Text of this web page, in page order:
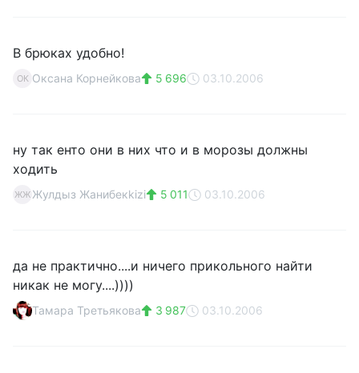
В брюках удобно!
ОК Оксана Корнейкова 5 696 03.10.2006
ну так енто они в них что и в морозы должны
ходить
ЖЖ Жулдыз Жанибекkizi 5 011 03.10.2006
да не практично....и ничего прикольного найти
никак не могу....))))
Тамара Третьякова 3 987 03.10.2006